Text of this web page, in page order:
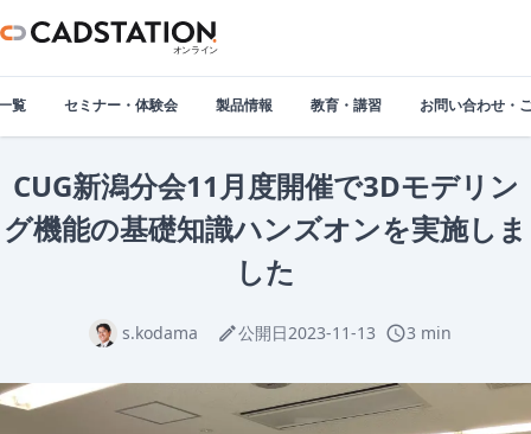
覧 セミナー・体験会 製品情報 教育・講習 お問い合わせ・
CUG新潟分会11月度開催で3Dモデリン
グ機能の基礎知識ハンズオンを実施しま
した
s.kodama
s.kodama edit公開日2023-11-13 schedule3 min